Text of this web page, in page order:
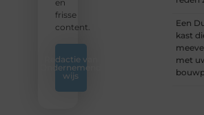
en
frisse
content.
Redactie van
Ondernemend
wijs
Een
kast
met